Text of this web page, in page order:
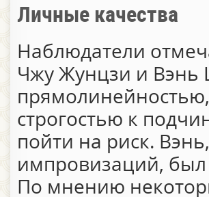
Личные качества
Наблюдатели
Чжу Жунцзи и Вэнь
строгостью к
пойти на риск.
импровизаций, был
По мнению